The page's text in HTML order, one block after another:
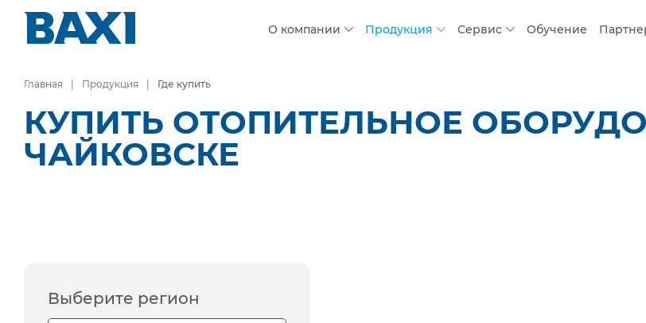
О компании Продукция Сервис Обучение
Главная Продукция Где купить
КУПИТЬ ОТОПИТЕЛЬНОЕ
ЧАЙКОВСКЕ
Выберите регион